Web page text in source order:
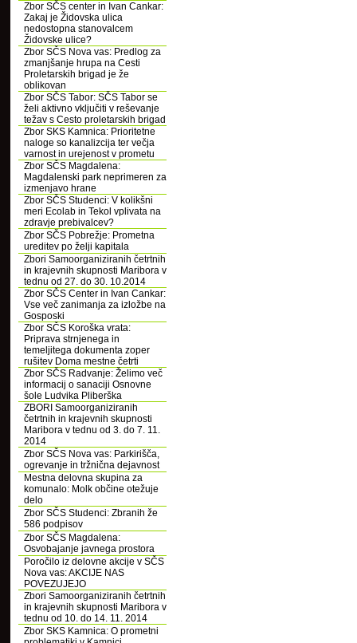
Zbor SČS center in Ivan Cankar:
Zakaj je Židovska ulica
nedostopna stanovalcem
Židovske ulice?
Zbor SČS Nova vas: Predlog za
zmanjšanje hrupa na Cesti
Proletarskih brigad je že
oblikovan
Zbor SČS Tabor: SČS Tabor se
želi aktivno vključiti v reševanje
težav s Cesto proletarskih brigad
Zbor SKS Kamnica: Prioritetne
naloge so kanalizcija ter večja
varnost in urejenost v prometu
Zbor SČS Magdalena:
Magdalenski park neprimeren za
izmenjavo hrane
Zbor SČS Studenci: V kolikšni
meri Ecolab in Tekol vplivata na
zdravje prebivalcev?
Zbor SČS Pobrežje: Prometna
ureditev po želji kapitala
Zbori Samoorganiziranih četrtnih
in krajevnih skupnosti Maribora v
tednu od 27. do 30. 10.2014
Zbor SČS Center in Ivan Cankar:
Vse več zanimanja za izložbe na
Gosposki
Zbor SČS Koroška vrata:
Priprava strnjenega in
temeljitega dokumenta zoper
rušitev Doma mestne četrti
Zbor SČS Radvanje: Želimo več
informacij o sanaciji Osnovne
šole Ludvika Pliberška
ZBORI Samoorganiziranih
četrtnih in krajevnih skupnosti
Maribora v tednu od 3. do 7. 11.
2014
Zbor SČS Nova vas: Parkirišča,
ogrevanje in tržnična dejavnost
Mestna delovna skupina za
komunalo: Molk občine otežuje
delo
Zbor SČS Studenci: Zbranih že
586 podpisov
Zbor SČS Magdalena:
Osvobajanje javnega prostora
Poročilo iz delovne akcije v SČS
Nova vas: AKCIJE NAS
POVEZUJEJO
Zbori Samoorganiziranih četrtnih
in krajevnih skupnosti Maribora v
tednu od 10. do 14. 11. 2014
Zbor SKS Kamnica: O prometni